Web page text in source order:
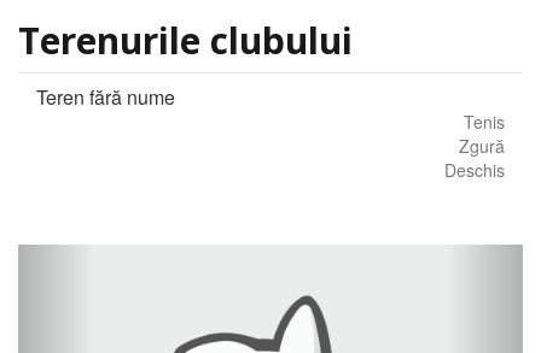
Terenurile clubului
Teren fără nume
Tenis
Zgură
Deschis